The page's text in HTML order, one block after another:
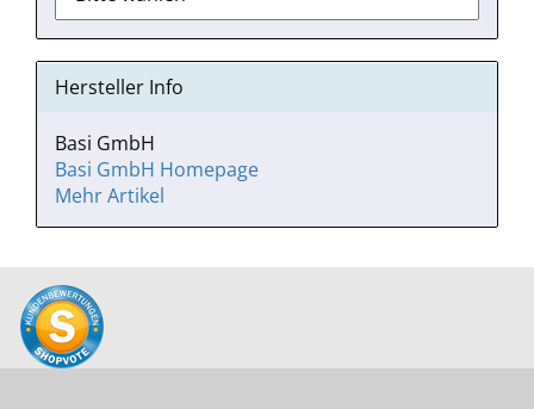
Hersteller Info
Basi GmbH
Basi GmbH Homepage
Mehr Artikel